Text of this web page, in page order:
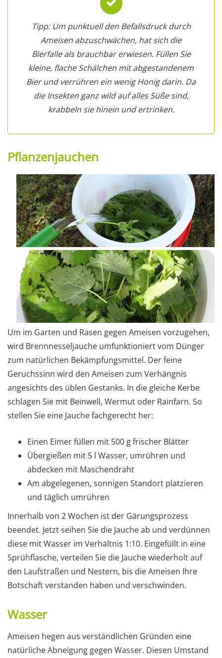
Tipp: Um punktuell den Befallsdruck durch
Ameisen abzuschwächen, hat sich die
Bierfalle als brauchbar erwiesen. Füllen Sie
kleine, flache Schälchen mit abgestandenem
Bier und verrühren ein wenig Honig darin. Da
die Insekten ganz wild auf alles Süße sind,
krabbeln sie hinein und ertrinken.
Pflanzenjauchen
Um im Garten und Rasen gegen Ameisen vorzugehen,
wird Brennnesseljauche umfunktioniert vom Dünger
zum natürlichen Bekämpfungsmittel. Der feine
Geruchssinn wird den Ameisen zum Verhängnis
angesichts des üblen Gestanks. In die gleiche Kerbe
schlagen Sie mit Beinwell, Wermut oder Rainfarn. So
stellen Sie eine Jauche fachgerecht her:
Einen Eimer füllen mit 500 g frischer Blätter
Übergießen mit 5 l Wasser, umrühren und
abdecken mit Maschendraht
Am abgelegenen, sonnigen Standort platzieren
und täglich umrühren
Innerhalb von 2 Wochen ist der Gärungsprozess
beendet. Jetzt seihen Sie die Jauche ab und verdünnen
diese mit Wasser im Verhältnis 1:10. Eingefüllt in eine
Sprühflasche, verteilen Sie die Jauche wiederholt auf
den Laufstraßen und Nestern, bis die Ameisen Ihre
Botschaft verstanden haben und verschwinden.
Wasser
Ameisen hegen aus verständlichen Gründen eine
natürliche Abneigung gegen Wasser. Diesen Umstand